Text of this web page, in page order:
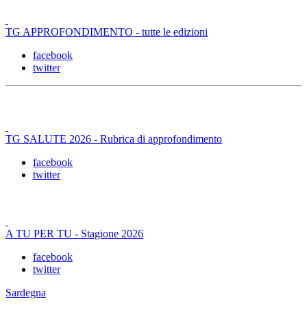
TG APPROFONDIMENTO - tutte le edizioni
facebook
twitter
TG SALUTE 2026 - Rubrica di approfondimento
facebook
twitter
A TU PER TU - Stagione 2026
facebook
twitter
Sardegna